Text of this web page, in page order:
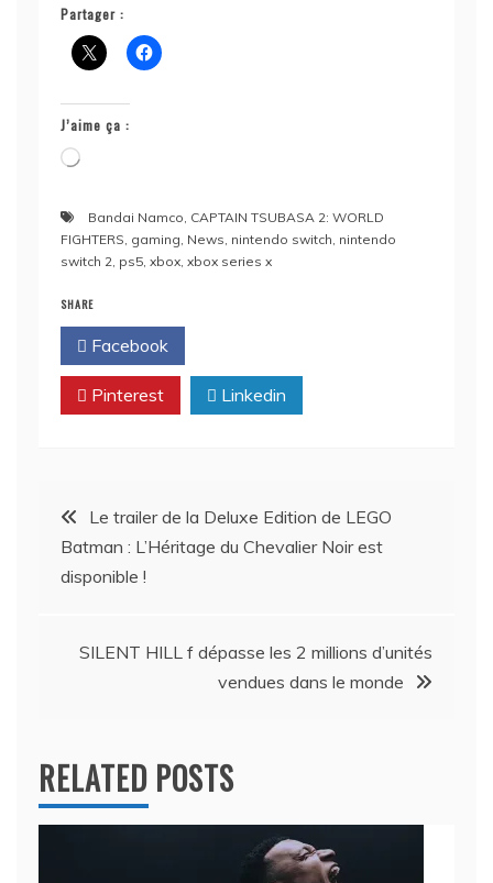
Partager :
J’aime ça :
Chargement…
Bandai Namco, CAPTAIN TSUBASA 2: WORLD
FIGHTERS, gaming, News, nintendo switch, nintendo
switch 2, ps5, xbox, xbox series x
SHARE
Facebook
Pinterest Linkedin
Navigation
de
Le trailer de la Deluxe Edition de LEGO
Batman : L’Héritage du Chevalier Noir est
disponible !
SILENT HILL f dépasse les 2 millions d’unités
vendues dans le monde
RELATED POSTS